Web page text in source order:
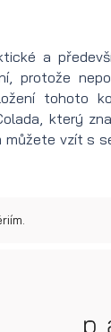
a
protože
tohoto
který
vzít s